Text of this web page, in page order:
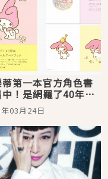
第一本官方角色書
！是網羅了40年間
的完全版喔♪
03月24日